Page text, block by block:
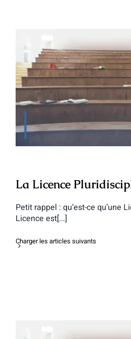
La Licence
La Licence
Petit rappel : qu’est-ce qu’une
Licence est[...]
Charger les articles suivants